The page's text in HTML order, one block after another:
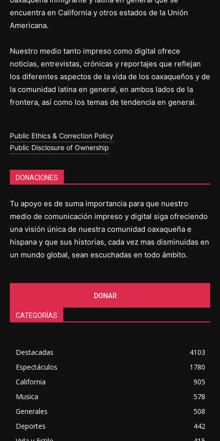
encuentra en California y otros estados de la Unión
Americana.
Nuestro medio tanto impreso como digital ofrece
noticias, entrevistas, crónicas y reportajes que reflejan
los diferentes aspectos de la vida de los oaxaqueños y de
la comunidad latina en general, en ambos lados de la
frontera, así como los temas de tendencia en general.
Public Ethics & Correction Policy
Public Disclosure of Ownership
DONACIONES
Tu apoyo es de suma importancia para que nuestro
medio de comunicación impreso y digital siga ofreciendo
una visión única de nuestra comunidad oaxaqueña e
hispana y que sus historias, cada vez mas disminuidas en
un mundo global, sean escuchadas en todo ámbito.
DONAR
CATEGORÍAS
Destacadas
4103
Espectáculos
1780
California
905
Musica
578
Generales
508
Deportes
442